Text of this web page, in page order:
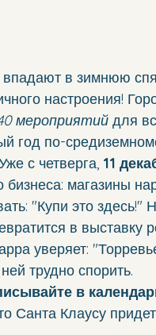
впадают в зимнюю
настроения!
мероприятий для
год по-
с четверга, 11
магазины
"Купи это здесь!"
в выставку
уверяет:
трудно спорить.
в
Санта Клаусу